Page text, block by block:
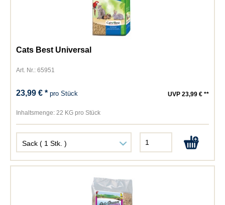
Cats Best Universal
Art. Nr.: 65951
23,99 € *pro Stück UVP 23,99 € **
Inhaltsmenge: 22 KG pro Stück